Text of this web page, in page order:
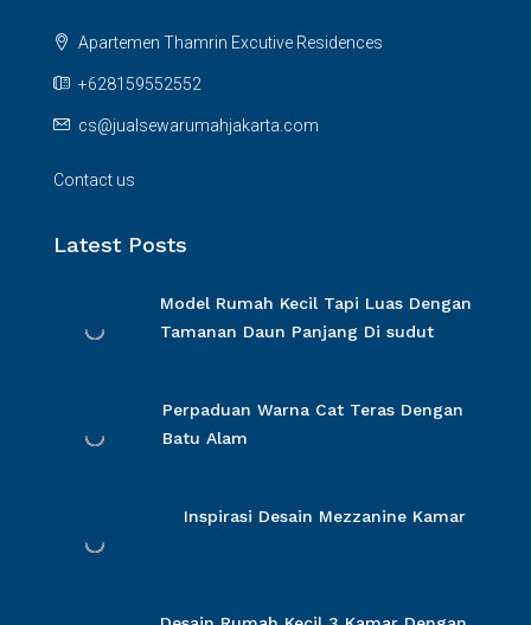
Apartemen Thamrin Excutive Residences
+628159552552
cs@jualsewarumahjakarta.com
Contact us
Latest Posts
Model Rumah Kecil Tapi Luas Dengan
Tamanan Daun Panjang Di sudut
Perpaduan Warna Cat Teras Dengan
Batu Alam
Inspirasi Desain Mezzanine Kamar